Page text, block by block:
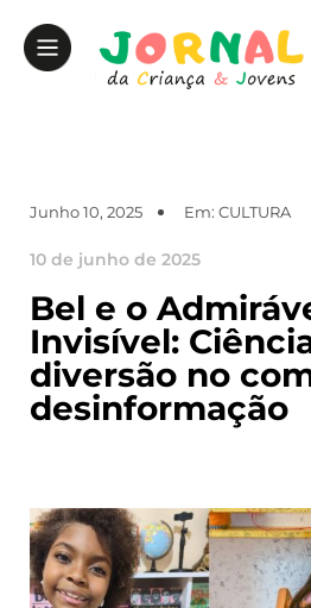
Junho 10, 2025 Em: CULTURA
10 de junho de 2025
Bel e o
Invisível:
diversão no
desinformação